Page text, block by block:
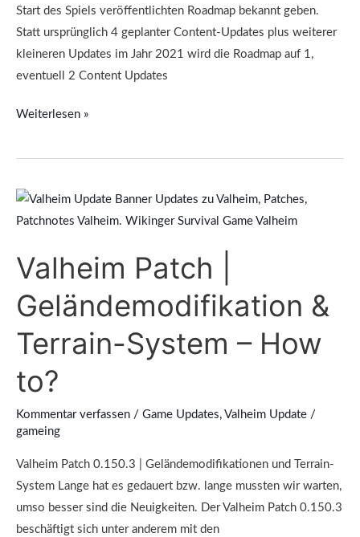
Start des Spiels veröffentlichten Roadmap bekannt geben.
Statt ursprünglich 4 geplanter Content-Updates plus weiterer
kleineren Updates im Jahr 2021 wird die Roadmap auf 1,
eventuell 2 Content Updates
Weiterlesen »
Valheim Patch |
Geländemodifikation &
Terrain-System – How
to?
Kommentar verfassen / Game Updates, Valheim Update /
gameing
Valheim Patch 0.150.3 | Geländemodifikationen und Terrain-
System Lange hat es gedauert bzw. lange mussten wir warten,
umso besser sind die Neuigkeiten. Der Valheim Patch 0.150.3
beschäftigt sich unter anderem mit den
Valheim
Patch
Geländemodifikation
Terrain-
How
to?